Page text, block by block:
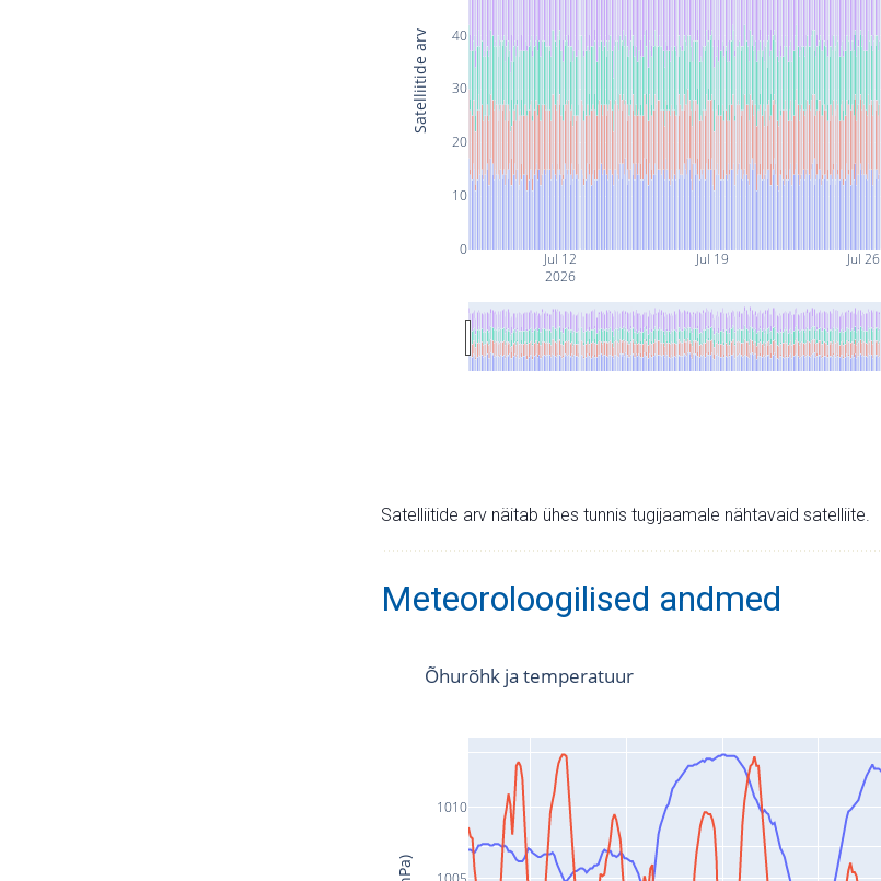
Jul 12
2026
Jul 19 Jul 26
0
10
20
30
40
Satelliitide arv
Satelliitide arv näitab ühes tunnis tugijaamale nähtavaid satelliite.
Meteoroloogilised andmed
1010
Õhurõhk ja temperatuur